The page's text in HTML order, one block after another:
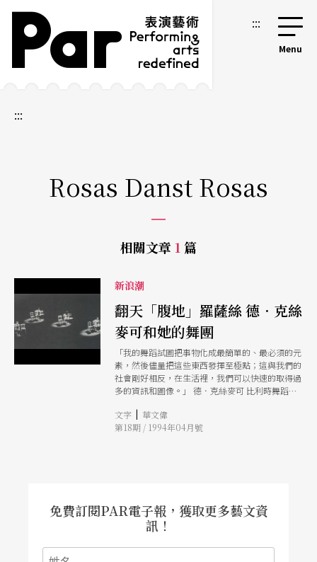
跳到主要內容區塊
網站導覽 :::
:::
Rosas Danst Rosas
相關文章 1 篇
新浪潮
翻天「腹地」羅薩絲 德．克絲
麥可和她的舞團
「我的舞蹈試圖把事物化成最簡單的、最必須的元
素，然後儘量把這些東西發揮至極點；這與我們的
社會剛好相反，在生活裡，我們可以快速的取得過
多的資訊和圖像。」 德．克絲麥可 比利時舞蹈家
開創了舞蹈的另類語言。其作品的迷人之處，在於
不公式化的表演，每一回都因投入者不同的想像和
文字 | 華文偉
第18期 / 1994年04月號
免費訂閱PAR電子報，獲取更多藝文資
訊！